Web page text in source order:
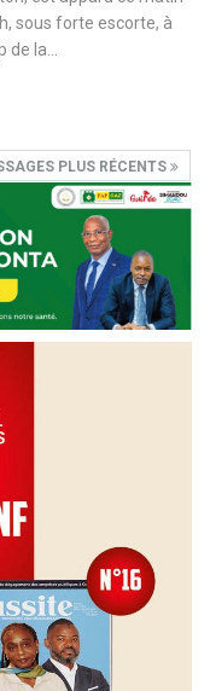
sous forte escorte, à
de la…
PLUS RÉCENTS